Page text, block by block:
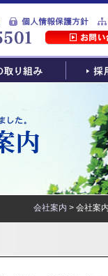
会社案内 > 会社案